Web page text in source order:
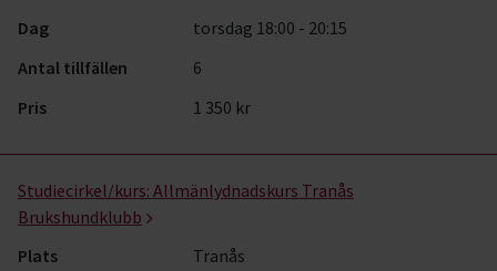
Dag
torsdag 18:00 - 20:15
Antal tillfällen
6
Pris
1 350 kr
Studiecirkel/kurs: Allmänlydnadskurs Tranås
Brukshundklubb
Plats
Tranås